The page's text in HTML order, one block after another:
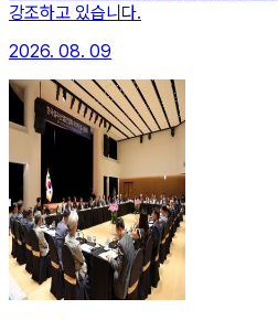
강조하고 있습니다.
2026. 08. 09